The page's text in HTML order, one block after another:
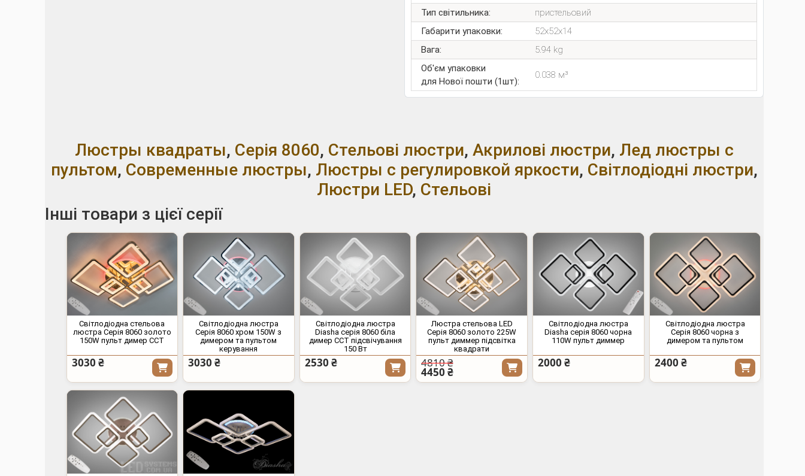
Тип світильника:
пристельовий
Габарити упаковки:
52x52x14
Вага:
5.94 kg
Об'єм упаковки
для Нової пошти (1шт):
0.038 м³
Люстры квадраты, Серія 8060, Стельові люстри, Акрилові люстри, Лед люстры с
пультом, Современные люстры, Люстры с регулировкой яркости, Світлодіодні люстри,
Люстри LED, Стельові
Інші товари з цієї серії
Світлодіодна стельова
люстра Серія 8060 золото
150W пульт димер CCT
3030 ₴
Світлодіодна люстра
Серія 8060 хром 150W з
димером та пультом
керування
3030 ₴
Світлодіодна люстра
Diasha серія 8060 біла
димер CCT підсвічування
150 Вт
2530 ₴
Люстра стельова LED
Серія 8060 золото 225W
пульт диммер підсвітка
квадрати
4810 ₴
4450 ₴
Світлодіодна люстра
Diasha серія 8060 чорна
110W пульт диммер
2000 ₴
Світлодіодна люстра
Серія 8060 чорна з
димером та пультом
2400 ₴